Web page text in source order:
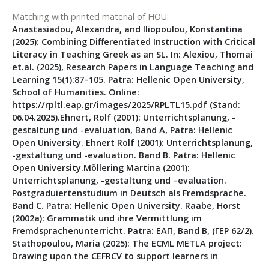
Matching with printed material of HOU
Anastasiadou, Alexandra, and Iliopoulou, Konstantina
(2025): Combining Differentiated Instruction with Critical
Literacy in Teaching Greek as an SL. In: Alexiou, Thomai
et.al. (2025), Research Papers in Language Teaching and
Learning 15(1):87–105. Patra: Hellenic Open University,
School of Humanities. Online:
https://rpltl.eap.gr/images/2025/RPLTL15.pdf (Stand:
06.04.2025).Ehnert, Rolf (2001): Unterrichtsplanung, -
gestaltung und -evaluation, Band A, Patra: Hellenic
Open University. Ehnert Rolf (2001): Unterrichtsplanung,
-gestaltung und -evaluation. Band B. Patra: Hellenic
Open University.Möllering Martina (2001):
Unterrichtsplanung, -gestaltung und –evaluation.
Postgraduiertenstudium in Deutsch als Fremdsprache.
Band C. Patra: Hellenic Open University. Raabe, Horst
(2002a): Grammatik und ihre Vermittlung im
Fremdsprachenunterricht. Patra: ΕΑΠ, Band B, (ΓΕΡ 62/2).
Stathopoulou, Maria (2025): The ECML METLA project:
Drawing upon the CEFRCV to support learners in